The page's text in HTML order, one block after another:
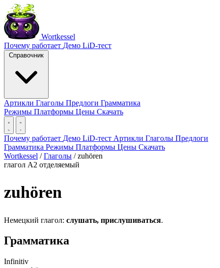
Wortkessel
Почему работает Демо LiD-тест
Справочник
Артикли Глаголы Предлоги Грамматика
Режимы Платформы Цены Скачать
Почему работает Демо LiD-тест Артикли Глаголы Предлоги
Грамматика Режимы Платформы Цены Скачать
Wortkessel / Глаголы / zuhören
глагол A2 отделяемый
zuhören
Немецкий глагол: слушать, прислушиваться.
Грамматика
Infinitiv